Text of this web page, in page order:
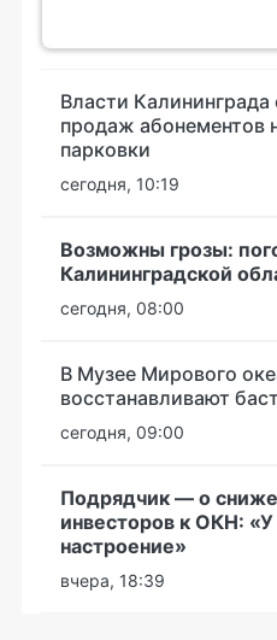
Власти
продаж абонементов
парковки
сегодня, 10:19
Возможны грозы:
Калининградской
сегодня, 08:00
В Музее Мирового
восстанавливают
сегодня, 09:00
Подрядчик — о
инвесторов к ОКН: «У
настроение»
вчера, 18:39